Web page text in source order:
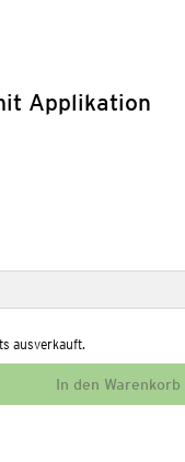
Applikation
ausverkauft.
In den Warenkorb